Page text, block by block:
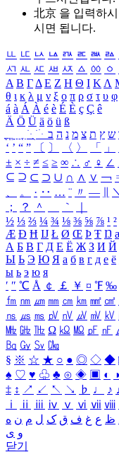
北京 을 입력하
시면 됩니다.
ㅥ ㅦ ㅧ ㅨ ㅩ ㅪ ㅫ ㅬ
ㅺ ㅻ ㅼ ㅽ ㅾ ㅿ ㆀ ㆁ
Α Β ΓΔ Ε Ζ Η Θ Ι ΚΛ
θ ι κ λ μ ν ξ ο π ρ σ τ υ φ
á à Á À é è É È ç Ç ê
Ä Ö Ü ä ö ü ß
ִֶֹ ֻּ ׁׂ ש ץ ת צ מ נ ה ב
‘ ’ “ ” 〔 〕 〈 〉 「 」
± × ÷ ≠ ≤ ≥ ∞ ∴ ♂ ♀ ∠
⊆ ⊇ ⊂ ⊃ ∪ ∩ ∧ ∨ ￢
、
。 · ‥ … ¨ 〃 ―
；
？ ＾ ｀
½ ⅓ ⅔ ¼ ¾ ⅛ ⅜ ⅝ ⅞ ¹ ²
Æ Ð Ħ Ĳ Ł Ø Œ Þ Ŧ Ŋ
А Б В Г Д Е Ё Ж З И Й
Ы Ь Э Ю Я а б в г д е ё
ы ь э ю я
′ ″ ℃ Å ￠ ￡ ￥ ¤ ℉ ‰
㎙ ㎚ ㎛ ㎜ ㎝ ㎞ ㎟ ㎠
㎱ ㎲ ㎳ ㎴ ㎵ ㎶ ㎷ ㎸
㎒ ㎓ ㎔ Ω ㏀ ㏁ ㎊ ㎋
㏃ ㏉ ㏜ ㏆
§ ※ ☆ ★ ○ ● ◎ ◇ ◆
♠ ♡ ♥ ♧ ♣ ⊙ ◈ ▣ ◐ ◑
‡ ↕ ↗ ↙ ↖ ↘ ♭ ♩ ♪
ⅰ
ⅱ ⅲ ⅳ ⅴ ⅵ ⅶ ⅷ
ظ ع غ ف ق ک ل م ن ه
و ی
닫기